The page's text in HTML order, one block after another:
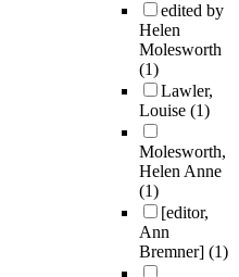
edited by
Helen
Molesworth
(1)
Lawler,
Louise (1)
Molesworth,
Helen Anne
(1)
[editor,
Ann
Bremner] (1)